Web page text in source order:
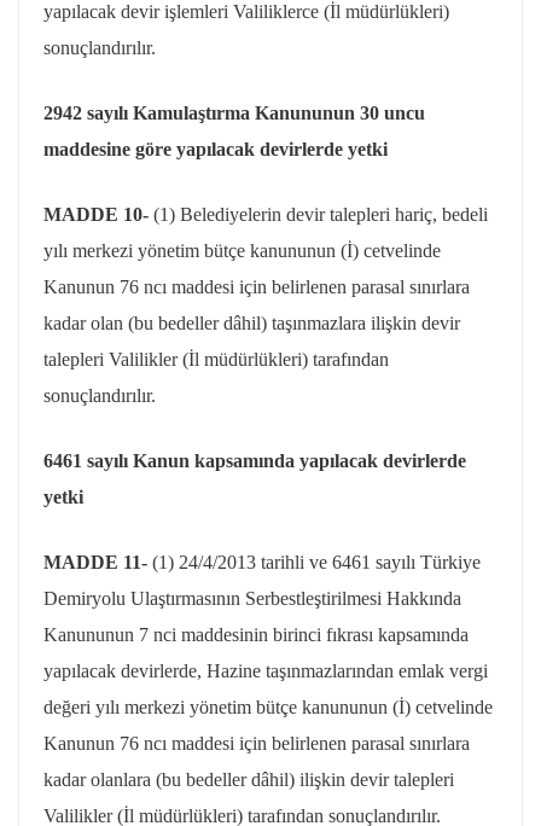
yapılacak devir işlemleri Valiliklerce (İl müdürlükleri)
sonuçlandırılır.
2942 sayılı Kamulaştırma Kanununun 30 uncu
maddesine göre yapılacak devirlerde yetki
MADDE 10- (1) Belediyelerin devir talepleri hariç, bedeli
yılı merkezi yönetim bütçe kanununun (İ) cetvelinde
Kanunun 76 ncı maddesi için belirlenen parasal sınırlara
kadar olan (bu bedeller dâhil) taşınmazlara ilişkin devir
talepleri Valilikler (İl müdürlükleri) tarafından
sonuçlandırılır.
6461 sayılı Kanun kapsamında yapılacak devirlerde
yetki
MADDE 11- (1) 24/4/2013 tarihli ve 6461 sayılı Türkiye
Demiryolu Ulaştırmasının Serbestleştirilmesi Hakkında
Kanununun 7 nci maddesinin birinci fıkrası kapsamında
yapılacak devirlerde, Hazine taşınmazlarından emlak vergi
değeri yılı merkezi yönetim bütçe kanununun (İ) cetvelinde
Kanunun 76 ncı maddesi için belirlenen parasal sınırlara
kadar olanlara (bu bedeller dâhil) ilişkin devir talepleri
Valilikler (İl müdürlükleri) tarafından sonuçlandırılır.